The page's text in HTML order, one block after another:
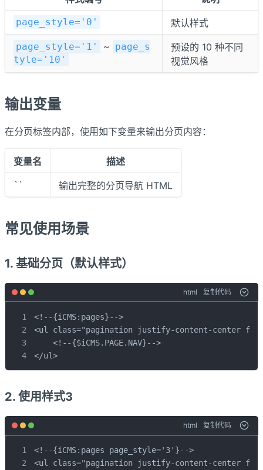
page_style='0' 默认样式
page_style='1' ~
page_s
tyle='10'
预设的 10 种不同
视觉风格
输出变量
在分页标签内部，使用如下变量来输出分页内容：
变量名
描述
``
输出完整的分页导航 HTML
常见使用场景
1. 基础分页（默认样式）
html 复制代码
<!--{iCMS:pages}-->
<ul class="pagination justify-content-center
    <!--{$iCMS.PAGE.NAV}-->
</ul>
2. 使用样式3
html 复制代码
<!--{iCMS:pages page_style='3'}-->
<ul class="pagination justify-content-center